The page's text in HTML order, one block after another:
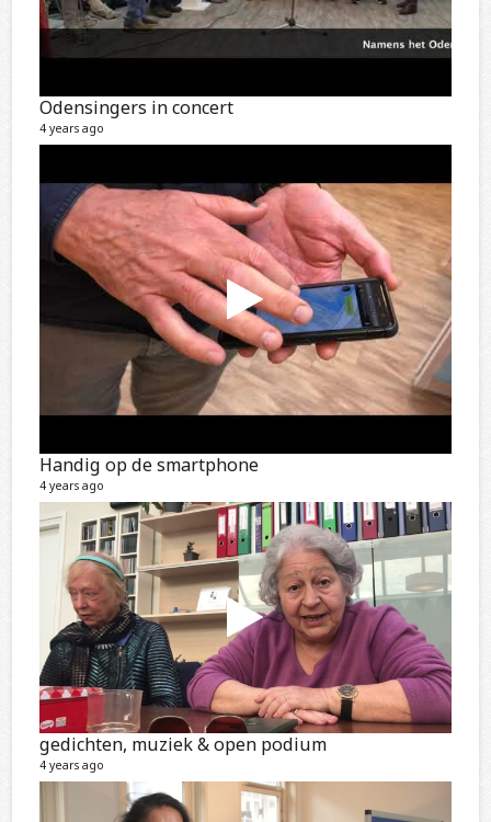
Odensingers in concert
4 years ago
Handig op de smartphone
4 years ago
gedichten, muziek & open podium
4 years ago